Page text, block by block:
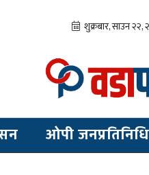
ओपी जनप्रतिनिधि